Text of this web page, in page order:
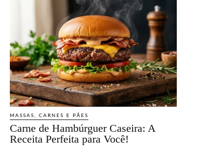
MASSAS, CARNES E PÃES
Carne de Hambúrguer Caseira: A
Receita Perfeita para Você!